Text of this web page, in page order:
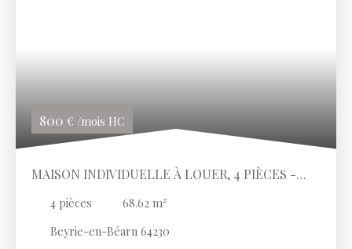
800 € /mois HC
MAISON INDIVIDUELLE À LOUER, 4 PIÈCES -
4 pièces 68.62 m²
Beyrie-en-Béarn 64230